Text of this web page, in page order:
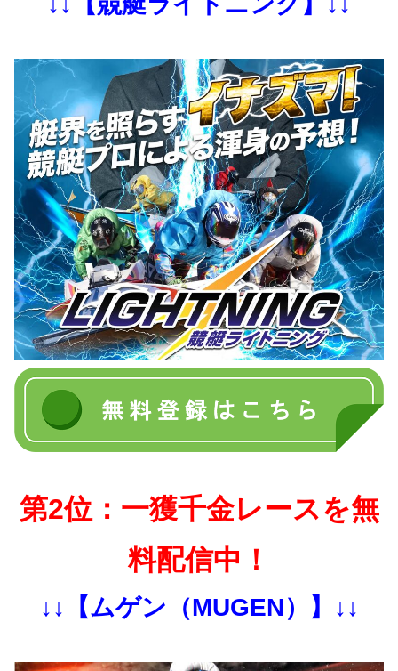
第2位：一獲千金レースを無
料配信中！
↓↓【ムゲン（MUGEN）】↓↓